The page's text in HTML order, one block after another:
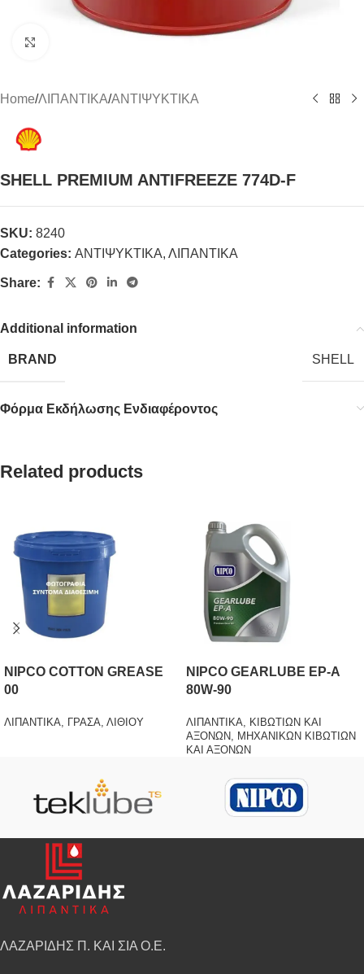
Home/ΛΙΠΑΝΤΙΚΑ/ΑΝΤΙΨΥΚΤΙΚΑ
SHELL PREMIUM ANTIFREEZE 774D-F
SKU: 8240
Categories: ΑΝΤΙΨΥΚΤΙΚΑ, ΛΙΠΑΝΤΙΚΑ
Share:
Additional information
BRAND SHELL
Φόρμα Εκδήλωσης Ενδιαφέροντος
Related products
NIPCO COTTON GREASE
00
ΛΙΠΑΝΤΙΚΑ ΓΡΑΣΑ ΛΙΘΙΟΥ
NIPCO GEARLUBE EP-A
80W-90
ΛΙΠΑΝΤΙΚΑ
ΚΙΒΩΤΙΩΝ ΚΑΙ
ΑΞΟΝΩΝ
ΜΗΧΑΝΙΚΩΝ ΚΙΒΩΤΙΩΝ
ΚΑΙ ΑΞΟΝΩΝ
ΛΑΖΑΡΙΔΗΣ Π. ΚΑΙ ΣΙΑ Ο.Ε.